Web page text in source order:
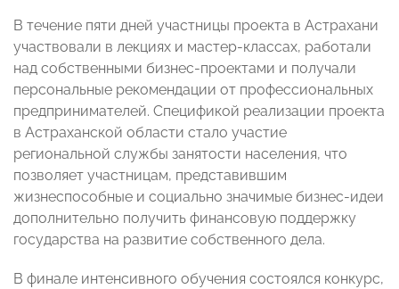
В течение пяти дней участницы проекта в Астрахани
участвовали в лекциях и мастер-классах, работали
над собственными бизнес-проектами и получали
персональные рекомендации от профессиональных
предпринимателей. Спецификой реализации проекта
в Астраханской области стало участие
региональной службы занятости населения, что
позволяет участницам, представившим
жизнеспособные и социально значимые бизнес-идеи
дополнительно получить финансовую поддержку
государства на развитие собственного дела.
В финале интенсивного обучения состоялся конкурс,